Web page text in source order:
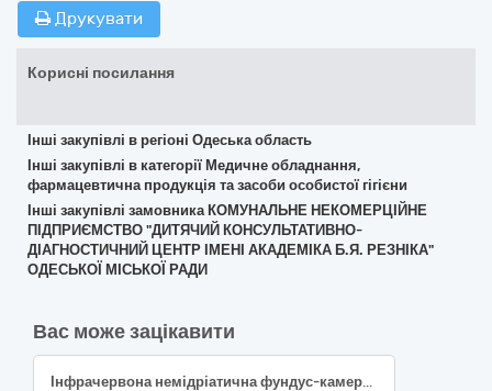
Друкувати
Корисні посилання
Інші закупівлі в регіоні Одеська область
Інші закупівлі в категорії Медичне обладнання,
фармацевтична продукція та засоби особистої гігієни
Інші закупівлі замовника КОМУНАЛЬНЕ НЕКОМЕРЦІЙНЕ
ПІДПРИЄМСТВО "ДИТЯЧИЙ КОНСУЛЬТАТИВНО-
ДІАГНОСТИЧНИЙ ЦЕНТР ІМЕНІ АКАДЕМІКА Б.Я. РЕЗНІКА"
ОДЕСЬКОЇ МІСЬКОЇ РАДИ
Вас може зацікавити
Інфрачервона немідріатична фундус-камера зі столом з електропідйомним механізмом у комплекті з програмним забезпеченням, за кодом ДК 021:2015: 33120000-7 — Системи реєстрації медичної інформації та дослідне обладнання (ДК 021:2015: 33122000-1 — Офтальмологічне обладнання), НК 024:2023: 10551- Офтальмологічна камера очного дна.